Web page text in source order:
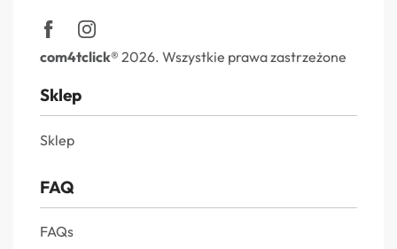
com4tclick® 2026. Wszystkie prawa zastrzeżone
Sklep
Sklep
FAQ
FAQs